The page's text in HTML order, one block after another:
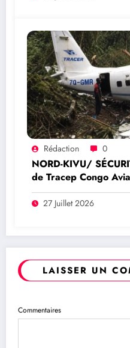
Rédaction 0
NORD-KIVU/
de Tracep Congo
écrasé à Walikale,
de l’appareil
27 Juillet 2026
LAISSER UN
Commentaires